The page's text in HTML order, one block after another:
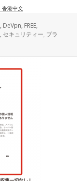
, DeVpn, FREE,
, セキュリティー, プラ
香港中文